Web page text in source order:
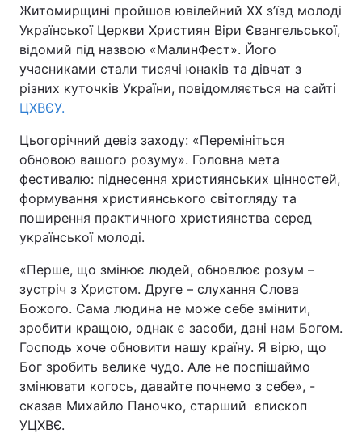
Житомирщині пройшов ювілейний XХ з’їзд молоді
Української Церкви Християн Віри Євангельської,
відомий під назвою «МалинФест». Його
учасниками стали тисячі юнаків та дівчат з
різних куточків України, повідомляється на сайті
ЦХВЄУ.
Цьогорічний девіз заходу: «Перемініться
обновою вашого розуму». Головна мета
фестивалю: піднесення християнських цінностей,
формування християнського світогляду та
поширення практичного християнства серед
української молоді.
«Перше, що змінює людей, обновлює розум –
зустріч з Христом. Друге – слухання Слова
Божого. Сама людина не може себе змінити,
зробити кращою, однак є засоби, дані нам Богом.
Господь хоче обновити нашу країну. Я вірю, що
Бог зробить велике чудо. Але не поспішаймо
змінювати когось, давайте почнемо з себе», -
сказав Михайло Паночко, старший єпископ
УЦХВЄ.